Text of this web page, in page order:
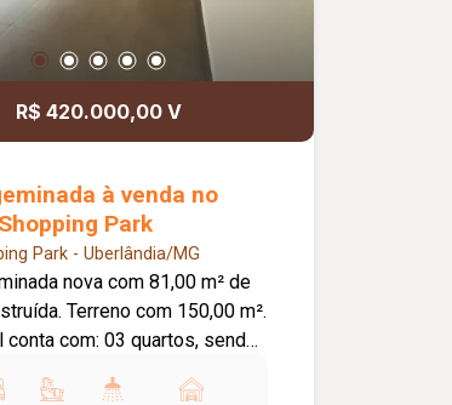
R$ 420.000,00 V
à venda no
Park
Park - Uberlândia/MG
nova com 81,00 m² de
com 150,00 m².
conta com: 03 quartos, sendo
Banheiro social; Lavanderia;